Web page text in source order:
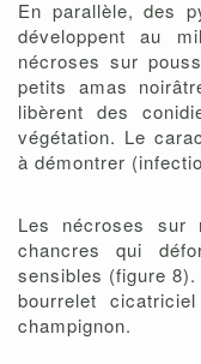
En parallèle, des
développent au
nécroses sur
petits amas
libèrent des
végétation. Le
à démontrer
Les nécroses sur
chancres qui
sensibles (figure
bourrelet
champignon.